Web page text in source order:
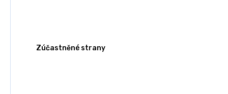
Zúčastněné strany